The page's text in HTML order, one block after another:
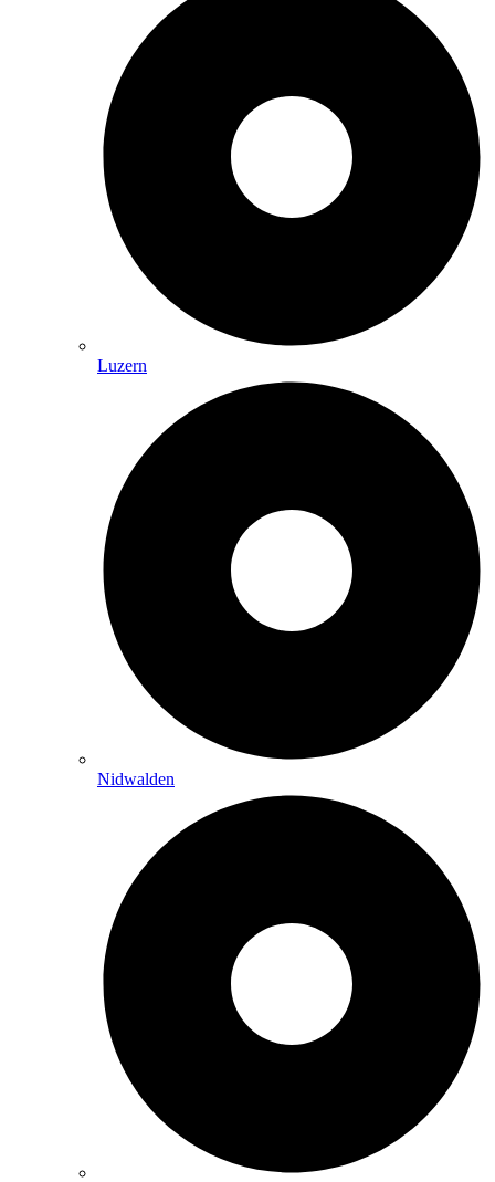
Luzern
Nidwalden